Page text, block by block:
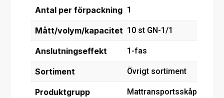
Antal per förpackning 1
Mått/volym/kapacitet 10 st GN-1/1
Anslutningseffekt 1-fas
Sortiment Övrigt sortiment
Produktgrupp Mattransportsskåp